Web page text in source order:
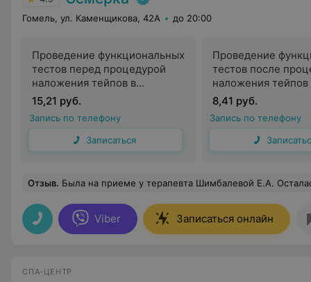
Гомель, ул. Каменщикова, 42А до 20:00
Проведение функциональных
тестов перед процедурой
наложения тейпов в
травматологии
15,21 руб.
Запись по телефону
Записаться
Проведение
тестов после
наложения тейпов
травматологии
8,41 руб.
Запись по телефону
Отзыв. Была на приеме у терапевта Шимбалевой Е.А. Осталась очень довольна результатом и отношением к пациенту.
Viber Записаться онлайн
СПА-ЦЕНТР